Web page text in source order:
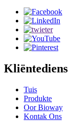
Kliëntediens
Tuis
Produkte
Oor Bioway
Kontak Ons